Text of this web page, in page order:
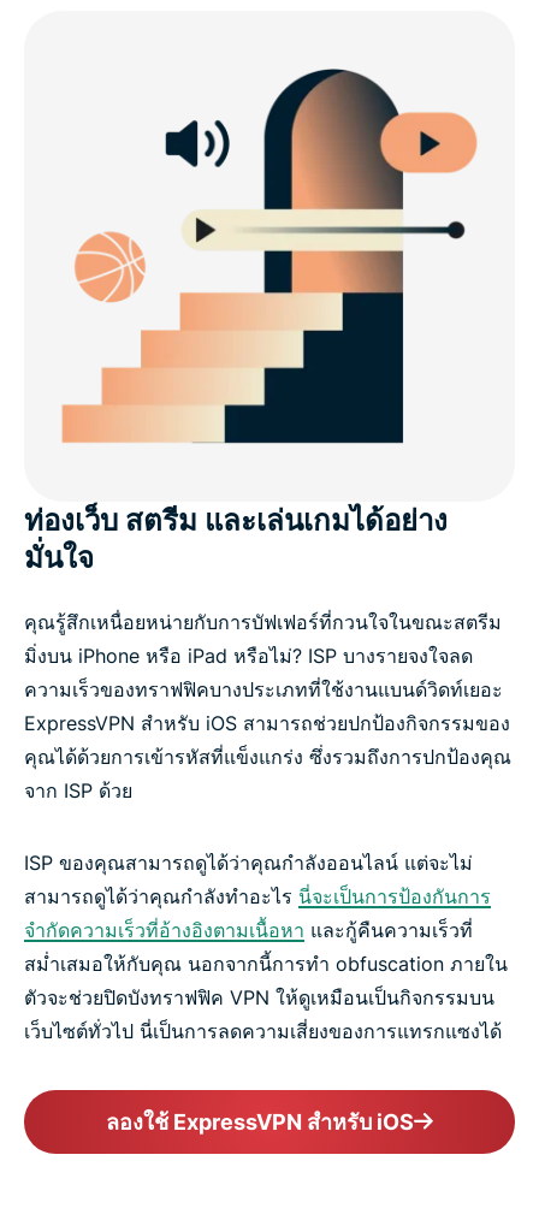
ท่องเว็บ สตรีม และเล่นเกมได้อย่าง
มั่นใจ
คุณรู้สึกเหนื่อยหน่ายกับการบัฟเฟอร์ที่กวนใจในขณะสตรีม
มิ่งบน iPhone หรือ iPad หรือไม่? ISP บางรายจงใจลด
ความเร็วของทราฟฟิคบางประเภทที่ใช้งานแบนด์วิดท์เยอะ
ExpressVPN สำหรับ iOS สามารถช่วยปกป้องกิจกรรมของ
คุณได้ด้วยการเข้ารหัสที่แข็งแกร่ง ซึ่งรวมถึงการปกป้องคุณ
จาก ISP ด้วย
ISP ของคุณสามารถดูได้ว่าคุณกำลังออนไลน์ แต่จะไม่
สามารถดูได้ว่าคุณกำลังทำอะไร นี่จะเป็นการป้องกันการ
จำกัดความเร็วที่อ้างอิงตามเนื้อหา และกู้คืนความเร็วที่
สม่ำเสมอให้กับคุณ นอกจากนี้การทำ obfuscation ภายใน
ตัวจะช่วยปิดบังทราฟฟิค VPN ให้ดูเหมือนเป็นกิจกรรมบน
เว็บไซต์ทั่วไป นี่เป็นการลดความเสี่ยงของการแทรกแซงได้
ลองใช้ ExpressVPN สำหรับ iOS